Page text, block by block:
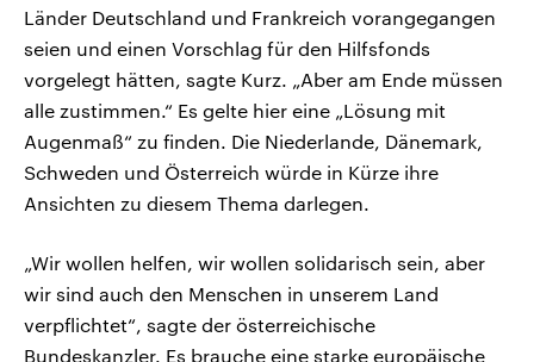
Länder Deutschland und Frankreich vorangegangen
seien und einen Vorschlag für den Hilfsfonds
vorgelegt hätten, sagte Kurz. „Aber am Ende müssen
alle zustimmen.“ Es gelte hier eine „Lösung mit
Augenmaß“ zu finden. Die Niederlande, Dänemark,
Schweden und Österreich würde in Kürze ihre
Ansichten zu diesem Thema darlegen.
„Wir wollen helfen, wir wollen solidarisch sein, aber
wir sind auch den Menschen in unserem Land
verpflichtet“, sagte der österreichische
Bundeskanzler. Es brauche eine starke europäische